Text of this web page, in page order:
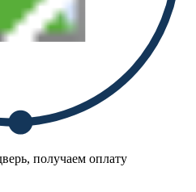
получаем оплату